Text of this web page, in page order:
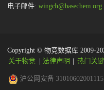
电子邮件: wingch@basechem.org
Copyright © 物竞数据库 2009-
关于物竞
法律声明 热门关
沪公网安备